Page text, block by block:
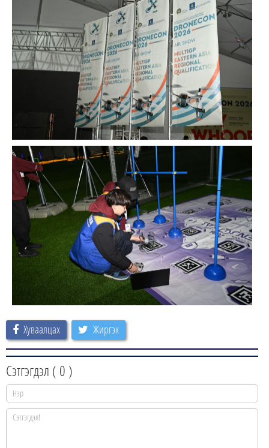
Хуваалцах Жиргэх
Сэтгэгдэл ( 0 )